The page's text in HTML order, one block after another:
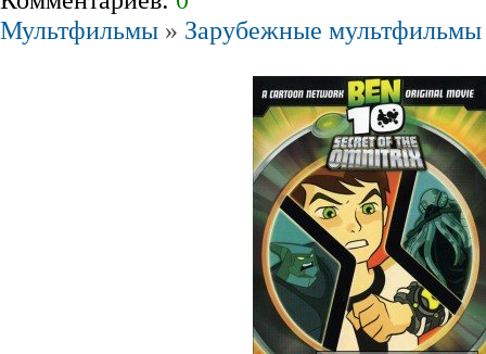
Мультфильмы » Зарубежные мультфильмы